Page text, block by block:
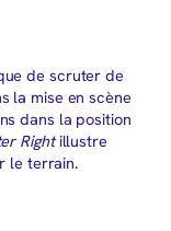
de scruter de
la mise en scène
dans la position
Rightillustre
le terrain.